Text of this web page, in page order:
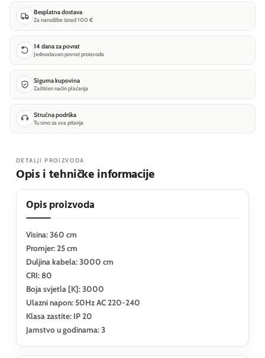
Besplatna dostava
Za narudžbe iznad 100 €
14 dana za povrat
Jednostavan povrat proizvoda
Sigurna kupovina
Zaštićen način plaćanja
Stručna podrška
Tu smo za sva pitanja
DETALJI PROIZVODA
Opis i tehničke informacije
Opis proizvoda
Visina: 360 cm
Promjer: 25 cm
Duljina kabela: 3000 cm
CRI: 80
Boja svjetla [K]: 3000
Ulazni napon: 50Hz AC 220-240
Klasa zastite: IP 20
Jamstvo u godinama: 3